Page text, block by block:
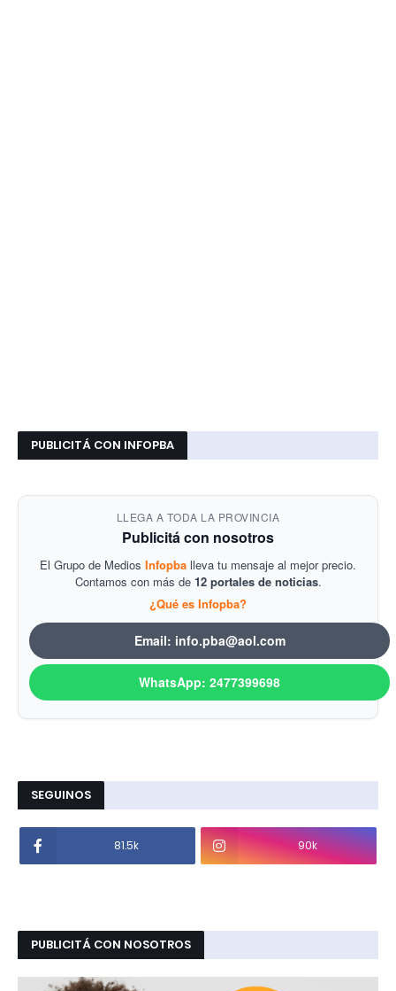
PUBLICITÁ CON INFOPBA
LLEGA A TODA LA PROVINCIA
Publicitá con nosotros
El Grupo de Medios Infopba lleva tu mensaje al mejor precio.
Contamos con más de 12 portales de noticias.
¿Qué es Infopba?
Email: info.pba@aol.com
WhatsApp: 2477399698
SEGUINOS
81.5k 90k
PUBLICITÁ CON NOSOTROS